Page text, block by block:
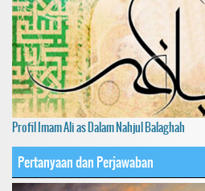
Profil Imam Ali as Dalam Nahjul Balaghah
Pertanyaan dan Perjawaban